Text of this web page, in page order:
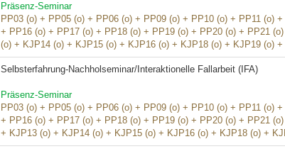
Präsenz-Seminar
PP03 (o) + PP05 (o) + PP06 (o) + PP09 (o) + PP10 (o) + PP11 (o)
+ PP16 (o) + PP17 (o) + PP18 (o) + PP19 (o) + PP20 (o) + PP21
(o) + KJP14 (o) + KJP15 (o) + KJP16 (o) + KJP18 (o) + KJP19 (o)
Selbsterfahrung-Nachholseminar/Interaktionelle Fallarbeit (IFA)
Präsenz-Seminar
PP03 (o) + PP05 (o) + PP06 (o) + PP09 (o) + PP10 (o) + PP11 (o)
+ PP16 (o) + PP17 (o) + PP18 (o) + PP19 (o) + PP20 (o) + PP21
+ KJP13 (o) + KJP14 (o) + KJP15 (o) + KJP16 (o) + KJP18 (o) +